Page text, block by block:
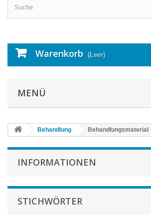
Warenkorb (Leer)
MENÜ
Behandlung Behandlungsmaterial
INFORMATIONEN
STICHWÖRTER